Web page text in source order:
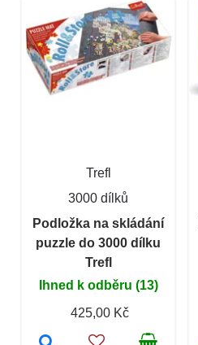
Trefl
3000 dílků
Podložka na skládání
puzzle do 3000 dílku
Trefl
Ihned k odběru (13)
425,00 Kč